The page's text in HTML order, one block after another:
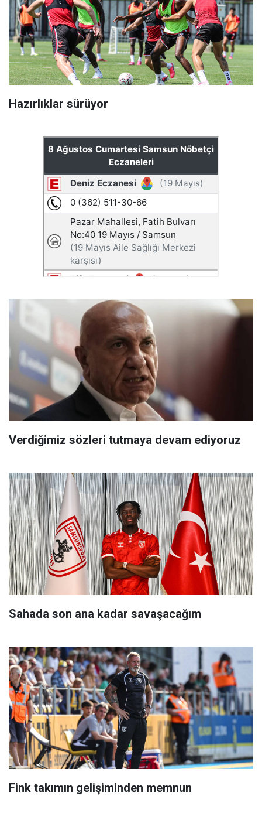
Hazırlıklar sürüyor
Verdiğimiz sözleri tutmaya devam ediyoruz
Sahada son ana kadar savaşacağım
Fink takımın gelişiminden memnun